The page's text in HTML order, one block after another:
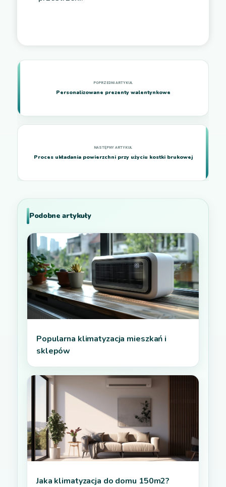
Personalizowane prezenty walentynkowe
Proces układania powierzchni przy użyciu kostki brukowej
Podobne artykuły
Popularna klimatyzacja mieszkań i
sklepów
Jaka klimatyzacja do domu 150m2?